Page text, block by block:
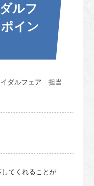
ルフ
イン
てくれることが